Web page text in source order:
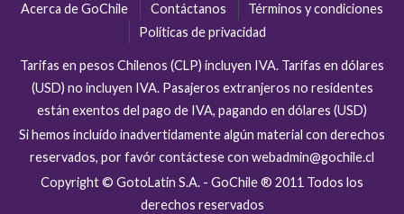
Acerca de GoChile Contáctanos
Términos y condiciones
Políticas de privacidad
Tarifas en pesos Chilenos (CLP) incluyen IVA. Tarifas en dólares
(USD) no incluyen IVA. Pasajeros extranjeros no residentes
están exentos del pago de IVA, pagando en dólares (USD)
Si hemos incluído inadvertidamente algún material con derechos
reservados, por favór contáctese con webadmin@gochile.cl
Copyright © GotoLatin S.A. - GoChile ® 2011 Todos los
derechos reservados